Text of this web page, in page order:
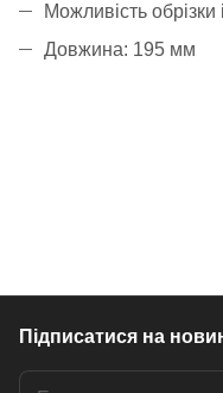
Можливість обрізки
Довжина: 195 мм
Підписатися на